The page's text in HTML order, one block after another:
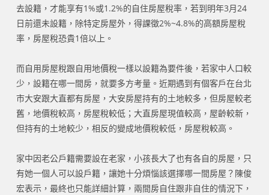
去設籍，才能享有1%或1.2%的自住房屋稅率，若到明年3月24
日前還未設籍，除特定房屋外，得課徵2%~4.8%的高額房屋稅
率，房屋稅恐貴1倍以上。
而自用房屋稅跟自用地價稅一樣以設籍為要件後，若家中人口較
少，設籍在哪一間房，就要多方考量。近期遇到有個客戶在台北
市大安跟大直都有房屋，大安房屋持有的土地較多，但房屋較老
舊，地價稅較高，房屋稅較低；大直房屋現值較高，屋齡較新，
但持有的土地較少，相反的變成地價稅較低，房屋稅較高。
家中因老公戶籍需要設在老家，小孩長大了也有各自的房屋，只
有她一個人可以設戶籍，讓她十分煩惱該選擇哪一間房屋？陳俊
宏表示，最終也只能詳細計算，兩間房自住跟非自住的情況下，